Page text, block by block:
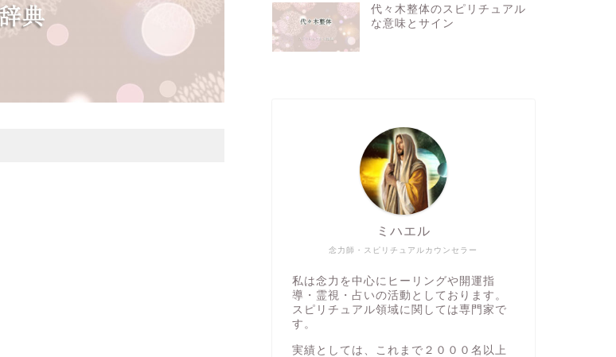
代々木整体のスピリチュアル
な意味とサイン
念力師・スピリチュアルカウンセラー
ミハエル
私は念力を中心にヒーリングや開運指
導・霊視・占いの活動としております。
スピリチュアル領域に関しては専門家で
す。
実績としては、これまで２０００名以上